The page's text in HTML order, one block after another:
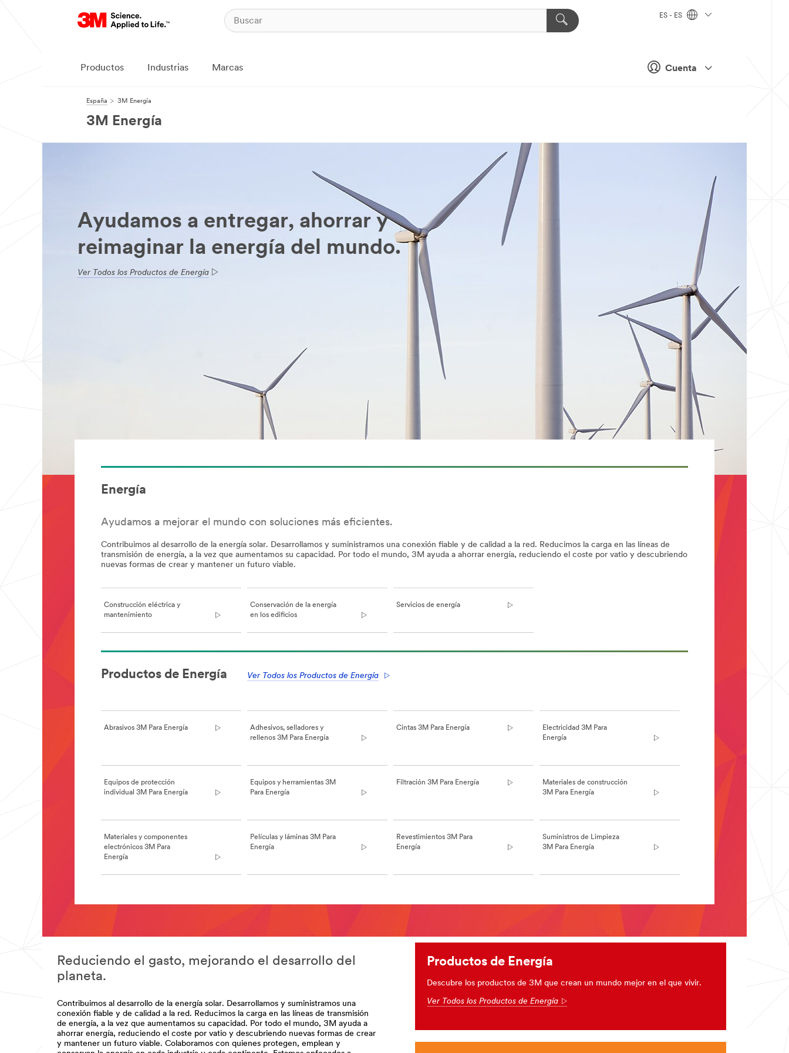
Cuenta
ES - ES
Productos Industrias Marcas
España 3M Energía
3M Energía
Ayudamos a entregar, ahorrar y
reimaginar la energía del mundo.
Ver Todos los Productos de Energía
Energía
Ayudamos a mejorar el mundo con soluciones más eficientes.
Contribuimos al desarrollo de la energía solar. Desarrollamos y suministramos una conexión fiable y de calidad a la red. Reducimos la carga en las líneas de
transmisión de energía, a la vez que aumentamos su capacidad. Por todo el mundo, 3M ayuda a ahorrar energía, reduciendo el coste por vatio y descubriendo
nuevas formas de crear y mantener un futuro viable.
Construcción eléctrica y
mantenimiento
Conservación de la energía
en los edificios
Servicios de energía
**Site
**
url**
/3M/es_ES/construccion-
es/
area
**
Energy-
Utility
los
edificios
films-
es/ver-
todas-
las-
aplicaciones/ahorro-
Productos de Energía Ver Todos los Productos de Energía
Abrasivos 3M Para Energía
Adhesivos, selladores y
rellenos 3M Para Energía
Cintas 3M Para Energía
Electricidad 3M Para
Energía
Equipos de protección
individual 3M Para Energía
Equipos y herramientas 3M
Para Energía
Filtración 3M Para Energía
Materiales de construcción
3M Para Energía
Materiales y componentes
electrónicos 3M Para
Energía
Películas y láminas 3M Para
Energía
Revestimientos 3M Para
Energía
Suministros de Limpieza
3M Para Energía
area
Chemicals-
Advanced-
Materials
***
/3M/es_ES/p/c/abrasivos/i/energia/
**Site
area
**
ToolsEquipment_SiteArea
Reduciendo el gasto, mejorando el desarrollo del
planeta.
Contribuimos al desarrollo de la energía solar. Desarrollamos y suministramos una
conexión fiable y de calidad a la red. Reducimos la carga en las líneas de transmisión
de energía, a la vez que aumentamos su capacidad. Por todo el mundo, 3M ayuda a
ahorrar energía, reduciendo el coste por vatio y descubriendo nuevas formas de crear
y mantener un futuro viable. Colaboramos con quienes protegen, emplean y
Productos de Energía
Descubre los productos de 3M que crean un mundo mejor en el que vivir.
Ver Todos los Productos de Energía